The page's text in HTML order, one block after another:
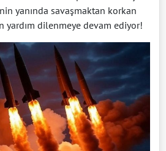
yanında savaşmaktan korkan
yardım dilenmeye devam ediyor!